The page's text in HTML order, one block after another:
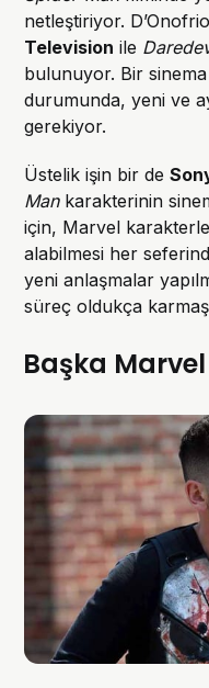
netleştiriyor.
Television ile
bulunuyor. Bir
durumunda, yeni ve
gerekiyor.
Üstelik işin bir de
Mankarakterinin
için, Marvel
alabilmesi her
yeni anlaşmalar
süreç oldukça
Başka